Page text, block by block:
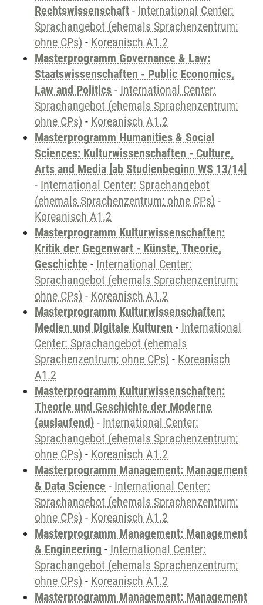
Rechtswissenschaft - International Center:
Sprachangebot (ehemals Sprachenzentrum;
ohne CPs) - Koreanisch A1.2
Masterprogramm Governance & Law:
Staatswissenschaften - Public Economics,
Law and Politics - International Center:
Sprachangebot (ehemals Sprachenzentrum;
ohne CPs) - Koreanisch A1.2
Masterprogramm Humanities & Social
Sciences: Kulturwissenschaften - Culture,
Arts and Media [ab Studienbeginn WS 13/14]
- International Center: Sprachangebot
(ehemals Sprachenzentrum; ohne CPs) -
Koreanisch A1.2
Masterprogramm Kulturwissenschaften:
Kritik der Gegenwart - Künste, Theorie,
Geschichte - International Center:
Sprachangebot (ehemals Sprachenzentrum;
ohne CPs) - Koreanisch A1.2
Masterprogramm Kulturwissenschaften:
Medien und Digitale Kulturen - International
Center: Sprachangebot (ehemals
Sprachenzentrum; ohne CPs) - Koreanisch
A1.2
Masterprogramm Kulturwissenschaften:
Theorie und Geschichte der Moderne
(auslaufend) - International Center:
Sprachangebot (ehemals Sprachenzentrum;
ohne CPs) - Koreanisch A1.2
Masterprogramm Management: Management
& Data Science - International Center:
Sprachangebot (ehemals Sprachenzentrum;
ohne CPs) - Koreanisch A1.2
Masterprogramm Management: Management
& Engineering - International Center:
Sprachangebot (ehemals Sprachenzentrum;
ohne CPs) - Koreanisch A1.2
Masterprogramm Management: Management